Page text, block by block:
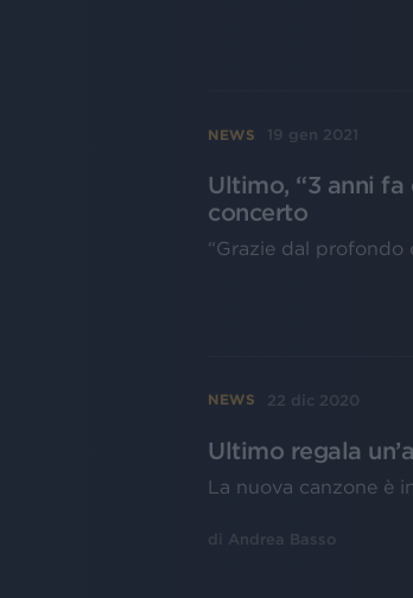
NEWS 19 gen 2021
Ultimo, “3 anni
concerto
“Grazie dal profondo
NEWS 22 dic 2020
Ultimo regala
La nuova canzone è
di Andrea Basso